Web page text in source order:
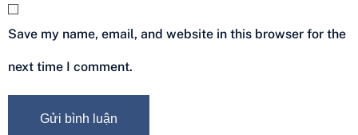
Save my name, email, and website in this browser for the
next time I comment.